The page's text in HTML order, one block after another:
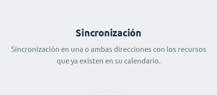
Sincronización
Sincronización en una o ambas direcciones con los recursos
que ya existen en su calendario.